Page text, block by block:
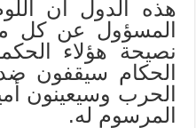
هذه الدول أن
المسؤول عن كل
نصيحة هؤلاء
الحكام سيقفون
الحرب وسيعينون
المرسوم له.